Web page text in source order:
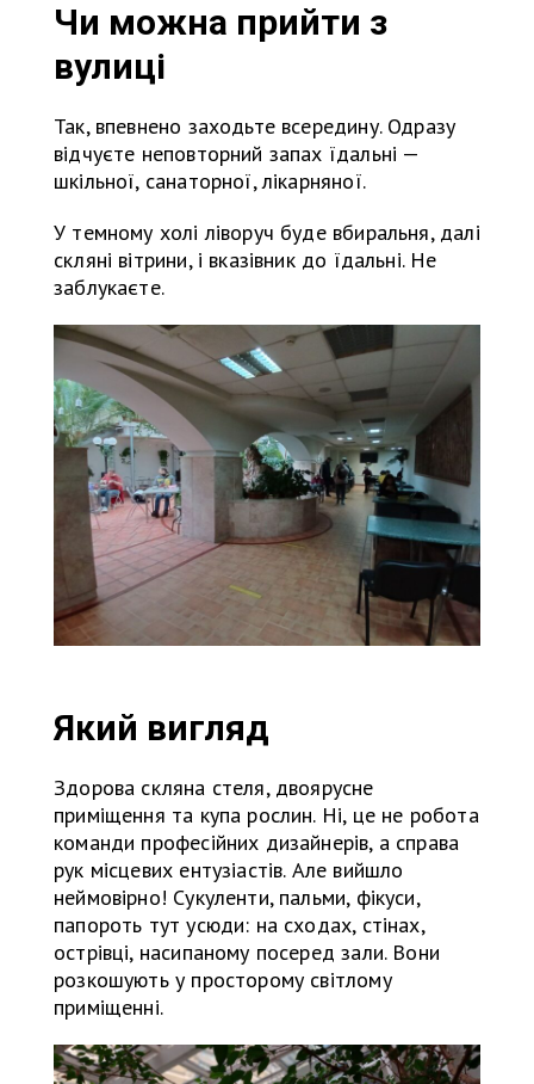
Чи можна прийти з
вулиці
Так, впевнено заходьте всередину. Одразу
відчуєте неповторний запах їдальні —
шкільної, санаторної, лікарняної.
У темному холі ліворуч буде вбиральня, далі
скляні вітрини, і вказівник до їдальні. Не
заблукаєте.
Який вигляд
Здорова скляна стеля, двоярусне
приміщення та купа рослин. Ні, це не робота
команди професійних дизайнерів, а справа
рук місцевих ентузіастів. Але вийшло
неймовірно! Сукуленти, пальми, фікуси,
папороть тут усюди: на сходах, стінах,
острівці, насипаному посеред зали. Вони
розкошують у просторому світлому
приміщенні.